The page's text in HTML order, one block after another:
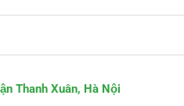
Thanh Xuân, Hà Nội